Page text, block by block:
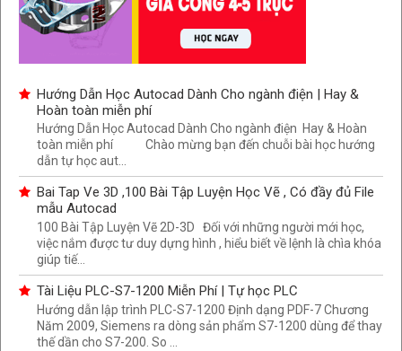
Hướng Dẫn Học Autocad Dành Cho ngành điện | Hay &
Hoàn toàn miễn phí
Hướng Dẫn Học Autocad Dành Cho ngành điện Hay & Hoàn
toàn miễn phí Chào mừng bạn đến chuỗi bài học hướng
dẫn tự học aut...
Bai Tap Ve 3D ,100 Bài Tập Luyện Học Vẽ , Có đầy đủ File
mẫu Autocad
100 Bài Tập Luyện Vẽ 2D-3D Đối với những người mới học,
việc nắm được tư duy dựng hình , hiểu biết về lệnh là chìa khóa
giúp tiế...
Tài Liệu PLC-S7-1200 Miễn Phí | Tự học PLC
Hướng dẫn lập trình PLC-S7-1200 Định dạng PDF-7 Chương
Năm 2009, Siemens ra dòng sản phẩm S7-1200 dùng để thay
thế dần cho S7-200. So ...